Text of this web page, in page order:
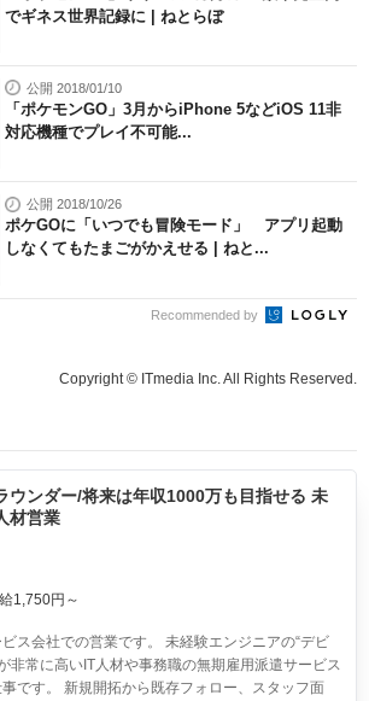
でギネス世界記録に | ねとらぼ
公開 2018/01/10
「ポケモンGO」3月からiPhone 5などiOS 11非
対応機種でプレイ不可能...
公開 2018/10/26
ポケGOに「いつでも冒険モード」 アプリ起動
しなくてもたまごがかえせる | ねと...
Recommended by
Copyright © ITmedia Inc. All Rights Reserved.
ウンダー/将来は年収1000万も目指せる 未
材営業
1,750円～
ビス会社での営業です。 未経験エンジニアの“デビ
非常に高いIT人材や事務職の無期雇用派遣サービス
です。 新規開拓から既存フォロー、スタッフ面